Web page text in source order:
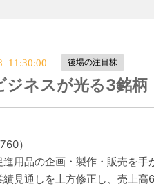
11:30:00 後場の注目株
ジネスが光る3銘柄
）
用品の企画・製作・販売を手
績見通しを上方修正し、売上